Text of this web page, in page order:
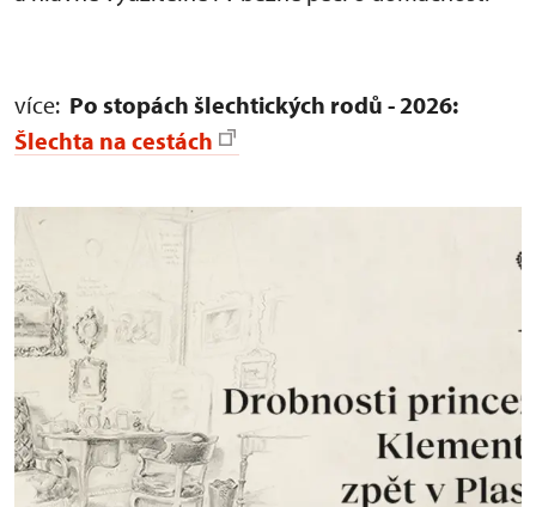
více: Po stopách šlechtických rodů - 2026:
Šlechta na cestách